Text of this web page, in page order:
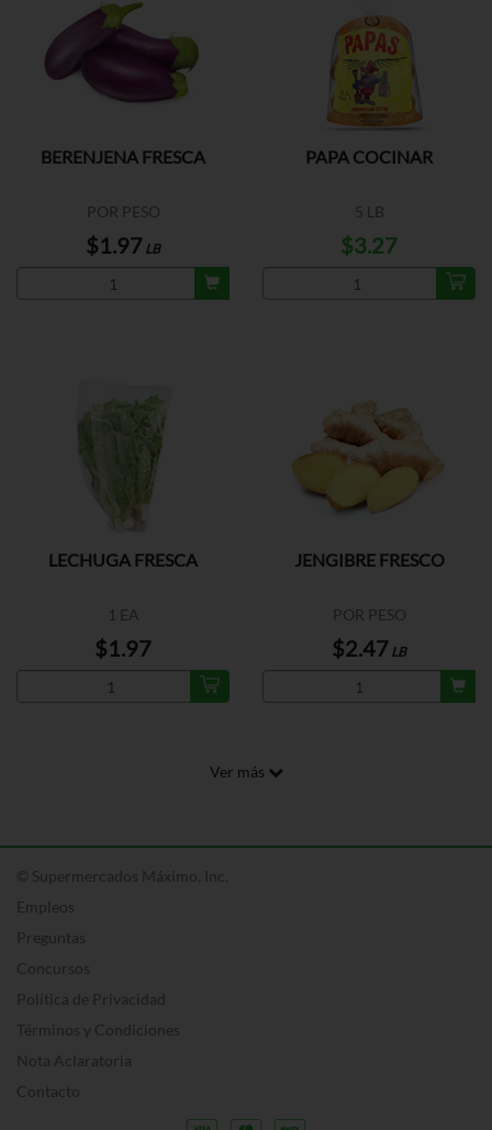
BERENJENA FRESCA
POR PESO
$1.97 LB
PAPA COCINAR
5 LB
$3.27
LECHUGA FRESCA
1 EA
$1.97
JENGIBRE FRESCO
POR PESO
$2.47 LB
Ver más
© Supermercados Máximo, Inc.
Empleos
Preguntas
Concursos
Política de Privacidad
Términos y Condiciones
Nota Aclaratoria
Contacto